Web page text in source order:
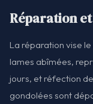
Réparation
La réparation vise
lames abîmées,
jours, et réfection
gondolées sont